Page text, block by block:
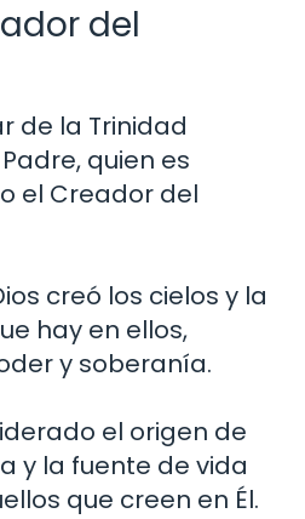
del
de la Trinidad
quien es
el Creador del
creó los cielos y la
hay en ellos,
y soberanía.
el origen de
y la fuente de vida
que creen en Él.